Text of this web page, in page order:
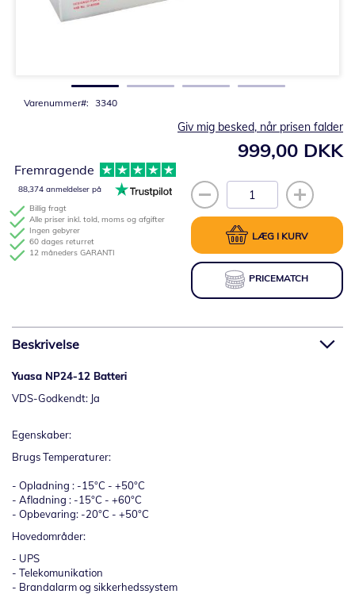
Varenummer 3340
999,00 DKK
Giv mig besked, når prisen falder
LÆG I KURV
PRICEMATCH
Billig fragt
Alle priser inkl. told, moms og afgifter
Ingen gebyrer
60 dages returret
12 måneders GARANTI
Fremragende
88,374 anmeldelser på
billedgalleriet
Beskrivelse
Yuasa NP24-12 Batteri
VDS-Godkendt: Ja
Egenskaber:
Brugs Temperaturer:
- Opladning : -15°C - +50°C
- Afladning : -15°C - +60°C
- Opbevaring: -20°C - +50°C
Hovedområder:
- UPS
- Telekomunikation
- Brandalarm og sikkerhedssystem